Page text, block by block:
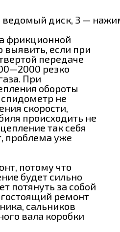
ведомый диск, 3 —
фрикционной
если при
передаче
резко
При
обороты
спидометр не
скорости,
происходить не
так себя
проблема уже
потому что
будет сильно
потянуть за собой
ремонт
сальников
вала коробки